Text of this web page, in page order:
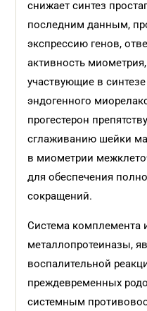
снижает синтез
последним данным,
экспрессию генов,
активность
участвующие в
эндогенного
прогестерон
сглаживанию шейки
в миометрии
для обеспечения
сокращений.
Система комплемента
металлопротеиназы,
воспалительной
преждевременных
системным